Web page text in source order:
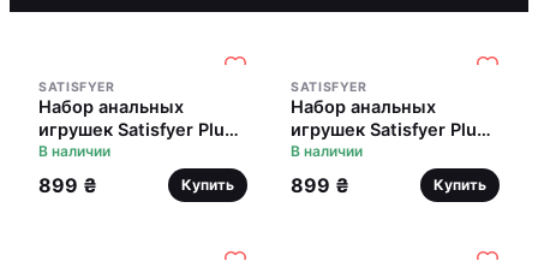
SATISFYER
Набор анальных
игрушек Satisfyer Plugs
black (set of 3) - Booty
Call, макс. диаметр 3
см
В наличии
899 ₴ Купить
SATISFYER
Набор анальных
игрушек Satisfyer Plugs
colored (set of 3) -
Booty Call, макс.
диаметр 3 см
В наличии
899 ₴ Купить